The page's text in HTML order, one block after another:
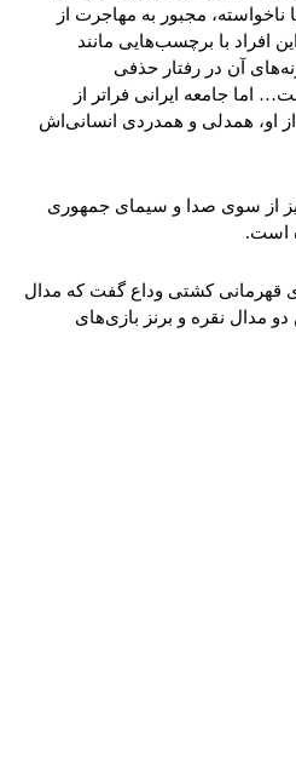
ناخواسته، مجبور به مهاجرت از
افراد با برچسب‌هایی مانند
آن در رفتار حذفی
جامعه ایرانی فراتر از
او، همدلی و همدردی انسانی‌اش
از سوی صدا و سیمای جمهوری
است.
قهرمانی کشتی وداع گفت که مدال
همچنین دو مدال نقره و برنز بازی‌های